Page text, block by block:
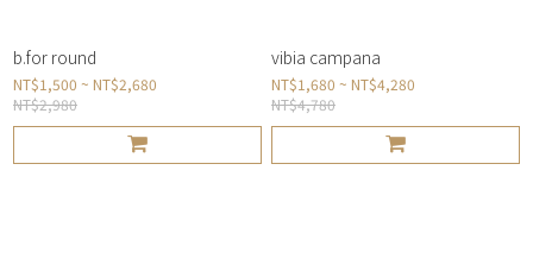
b.for round
NT$1,500 ~ NT$2,680
NT$2,980
vibia campana
NT$1,680 ~ NT$4,280
NT$4,780